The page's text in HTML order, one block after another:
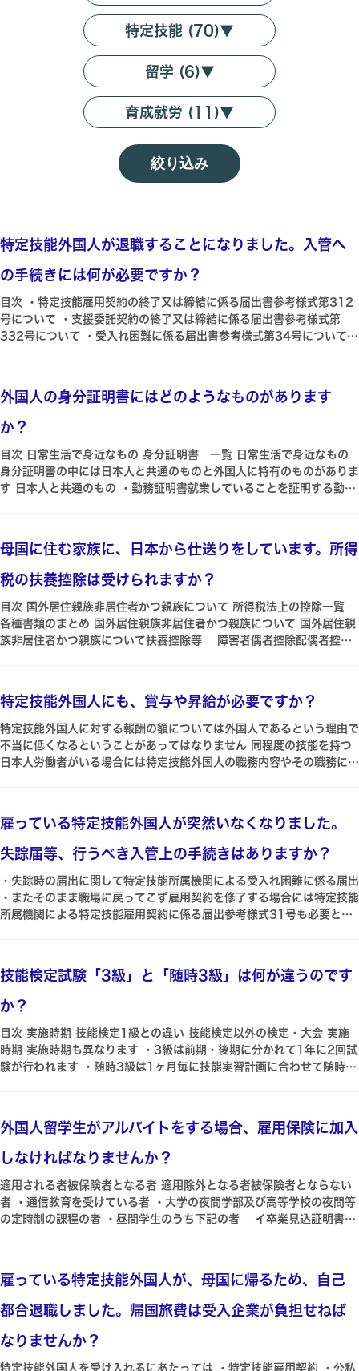
特定技能 (70)▼
留学 (6)▼
育成就労 (11)▼
絞り込み
特定技能外国人が退職することになりました。入管へ
の手続きには何が必要ですか？
目次 ・特定技能雇用契約の終了又は締結に係る届出書参考様式第312
号について ・支援委託契約の終了又は締結に係る届出書参考様式第
332号について ・受入れ困難に係る届出書参考様式第34号について
遅延した理由の記載陳述書様式任意が求められることもありますが正直
に失念していた旨を記載するようにしましょう 出典特定技能外国人受
入れに関する運用要領 . 102104109111113 ・特定技能雇用契約
の終了又は締結に係る届出書参考様式第312号について 特定技能所属
機関は特定技能雇用契約が終了した場合には当該終了日から１４日以内
に当該機関の住所雇用する特定技能外国人の指定書に記載の住所を管轄
類・特定技能雇用契約の終了又は締結に係る届出書参考様式第 312号
留意事項 特定技能雇用契約が終了した特定技能外国人について当該外
国人に対する支援の全部の実施を委託していた場合であって本届出時に
当該外国人に係る特定技能所属機関と登録支援機関との間の委託契約も
終了していた場合は委託契約が終了した事実についても届出書参考様式
第３１２号Ａ 契約の終了欄 ｃ及びｄに記載してください 特定技能外
できます 〇 特定技能外国人の責めに帰すべき事由によらずに特定技能
雇用契約が終了した際には当該外国人の活動継続意思を確認した上活動
の継続を希望する場合には必要な転職支援をしなければなりません 特
定技能雇用契約を終了する場合受入れ困難に係る届出書参考様式第34
外国人の身分証明書にはどのようなものがあります
か？
目次 日常生活で身近なもの 身分証明書 一覧 日常生活で身近なもの
身分証明書の中には日本人と共通のものと外国人に特有のものがありま
す 日本人と共通のもの ・勤務証明書就業していることを証明する勤務
雇用保険被保険者証雇用保険に加入した際に発行される証明書であり雇
用保険加入者であることの証明書類になります ・年金手帳国民年金制
度に加入していることの証明として発行されるものです ・パスポート
自国の政府が発行する渡航許可書です 外国人に特有のもの ・在留カー
ド中長期在留者1に発行される生年月日・住居地・在留資格などの重要
な個人情報が記載された顔写真付きのカードです ・就労資格証明書2
ている在留資格に属さない収入を伴う事業を運営する活動又は報酬を受
ける活動を行おうとする外国人は資格外活動許可を経て本来の在留資格
の範囲外の活動を行うことができますもっとも本来の在留資格の活動を
阻害しない範囲でのみ付与されます 1 中長期在留者とは 在留管理制
には特別永住者証明書が交付されます (4)短期滞在の在留資格が決定さ
事務所台北駐日経済文化代表処等 若しくは駐日パレスチナ総代表部の
職員又はその家族の方 (6)在留資格を有しない人 参考知っておきたい
在留管理制度あれこれ 2 就労資格証明書については就労資格証明書
交付申請 3 資格外活動の申請については資格外活動許可申請 それぞ
母国に住む家族に、日本から仕送りをしています。所得
税の扶養控除は受けられますか？
目次 国外居住親族非居住者かつ親族について 所得税法上の控除一覧
各種書類のまとめ 国外居住親族非居住者かつ親族について 国外居住親
族非居住者かつ親族について扶養控除等 障害者偶者控除配偶者控除
た 対象となる国外居住親族扶養親族の範囲については下図をご参照く
ださい 所得税法上の控除一覧 根拠法令所得税法第7284条 親族関係書
類送金関係書類が必要 の控除 一定の場合に留学ビザ等書類38 万円
送金書類が必要 扶養控除のみ ①雑損控除 ②医療費控除 ③社会保険
除 ①雑損控除 ②医療費控除 ③社会保険料控除 ④小規模企業共済等掛
除 ⑨寡婦控除 ⑩ひとり親控除 ⑪勤労学生控除 ⑫配偶者控除 ⑬配偶者
特別控除 ⑭扶養控除 ⑮基礎控除 各種書類のまとめ 種類 定義 具体
例 親族関係書類 次の①又は②のいずれかの書類で国外居住親族が居住
者の親族であることを証するものその書類が外国語で作成されている場
年月日及び 住所又は居所の記載があるものに限ります Q8より ② 外国
類する書類 ・出生証明書 ・婚姻証明書Q25より 送金関係書類 次の書
類で居住者がその年において国外居住親族の生活費又は教育費に充てる
ための支払を必要の都度各人に行ったことを明らかにするもの その書
類が外国語で作成されている場合にはその翻訳文を含みます① 金融機
特定技能外国人にも、賞与や昇給が必要ですか？
特定技能外国人に対する報酬の額については外国人であるという理由で
不当に低くなるということがあってはなりません 同程度の技能を持つ
日本人労働者がいる場合には特定技能外国人の職務内容やその職務に対
国人の報酬額が日本人労働者に対する報酬の額と同等以上であるという
ことについて ・賃金規程がある場合は同規程に照らした個々の企業の
報酬体系の観点から ・賃金規程がない場合は例えば当該外国人が任さ
れる職務内容やその職務に対する責任の程度が最も近い職務を担う日本
人労働者と比べてどのように異なるかという観点から説明を行います
下記リンクの参考様式の２ 比較対象となる日本人労働者がいる場合ま
式第14号 特定技能外国人の報酬に関する説明書 入管庁HP
雇っている特定技能外国人が突然いなくなりました。
失踪届等、行うべき入管上の手続きはありますか？
・失踪時の届出に関して特定技能所属機関による受入れ困難に係る届出
・またそのまま職場に戻ってこず雇用契約を修了する場合には特定技能
所属機関による特定技能雇用契約に係る届出参考様式31号も必要とな
技能検定試験「3級」と「随時3級」は何が違うのです
か？
目次 実施時期 技能検定1級との違い 技能検定以外の検定・大会 実施
時期 実施時期も異なります ・3級は前期・後期に分かれて1年に2回試
験が行われます ・随時3級は1ヶ月毎に技能実習計画に合わせて随時に
が3級随時3級いずれも提出書類として認められています 参考特定技能
外国人の在留諸申請に係る提出書類一覧・確認表入管庁HP 技能検定1
級との違い また技能検定には 特級1級2級3級基礎級 があり 級に応じ
て試験科目や求められる知識の程度が異なります 素形材・産業機械・
電気電子情報関連製造業分野で特定技能2号になるには技能検定1級の
試験に合格することが求められますが技能検定3級と1級では試験内容
記をご参照ください 関連記事技能検定の他に技術力を図る検定制度は
ありますか
外国人留学生がアルバイトをする場合、雇用保険に加入
しなければなりませんか？
適用される者被保険者となる者 適用除外となる者被保険者とならない
者 ・通信教育を受けている者 ・大学の夜間学部及び高等学校の夜間等
の定時制の課程の者 ・昼間学生のうち下記の者 イ卒業見込証明書を
は事業主の承認を受け大学院等に在学する者社会人大学院生など 二
その他一定の出席日数を課程終了の要件としない学校に在学する者であ
って当該事業において同種の業務に従事する他の労働者と同様に勤務し
得ると認められるものこの場合はその事実を証明する文書の提出を求め
雇っている特定技能外国人が、母国に帰るため、自己
都合退職しました。帰国旅費は受入企業が負担せねば
なりませんか？
特定技能外国人を受け入れるにあたっては ・特定技能雇用契約 ・公私